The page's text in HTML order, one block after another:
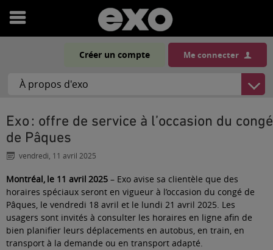
Ouvrir
menu
Créer un compte Me connecter
Exo : offre de service à l’occasion du congé
de Pâques
vendredi, 11 avril 2025
Montréal, le 11 avril 2025 – Exo avise sa clientèle que des
horaires spéciaux seront en vigueur à l’occasion du congé de
Pâques, le vendredi 18 avril et le lundi 21 avril 2025. Les
usagers sont invités à consulter les horaires en ligne afin de
bien planifier leurs déplacements en autobus, en train, en
transport à la demande ou en transport adapté.